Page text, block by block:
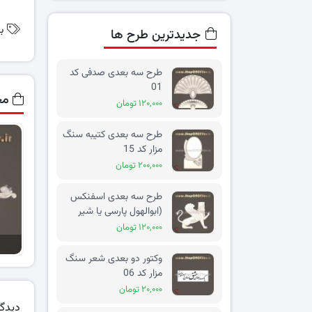
جدیدترین طرح ها
طرح سه بعدی صدفی کد
01
۱۲۰,۰۰۰ تومان
طرح سه بعدی کتیبه سنگ
مزار کد 15
۲۰۰,۰۰۰ تومان
طرح سه بعدی اسفنکس
(ابوالهول پارسی یا شیر
بالدار) کد 02
۱۲۰,۰۰۰ تومان
وکتور دو بعدی شعر سنگ
مزار کد 06
۲۰,۰۰۰ تومان